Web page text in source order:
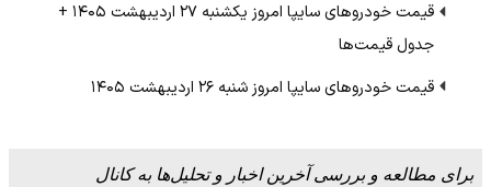
قیمت خودرو‌های سایپا امروز یکشنبه ۲۷ اردیبهشت ۱۴۰۵ +
جدول قیمت‌ها
قیمت خودرو‌های سایپا امروز شنبه ۲۶ اردیبهشت ۱۴۰۵
برای مطالعه و بررسی آخرین اخبار و تحلیل‌ها به کانال